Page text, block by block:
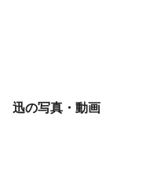
迅の写真・動画